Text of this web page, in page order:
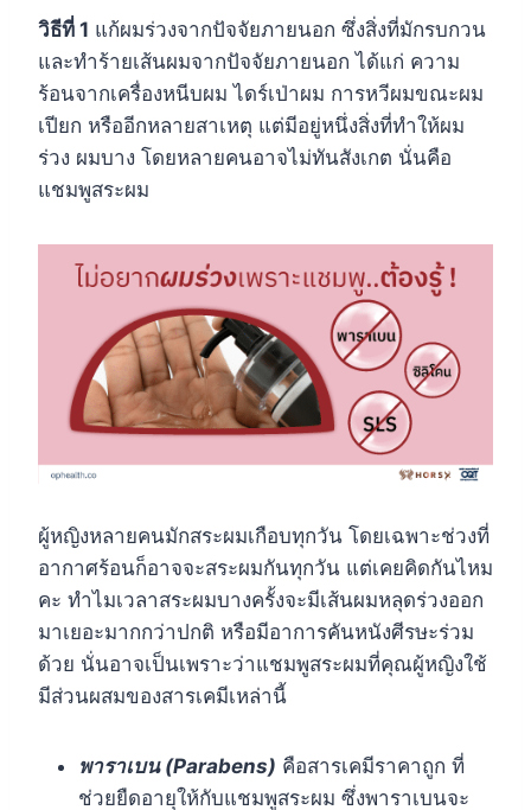
วิธีที่ 1 แก้ผมร่วงจากปัจจัยภายนอก ซึ่งสิ่งที่มักรบกวน
และทำร้ายเส้นผมจากปัจจัยภายนอก ได้แก่ ความ
ร้อนจากเครื่องหนีบผม ไดร์เป่าผม การหวีผมขณะผม
เปียก หรืออีกหลายสาเหตุ แต่มีอยู่หนึ่งสิ่งที่ทำให้ผม
ร่วง ผมบาง โดยหลายคนอาจไม่ทันสังเกต นั่นคือ
แชมพูสระผม
ผู้หญิงหลายคนมักสระผมเกือบทุกวัน โดยเฉพาะช่วงที่
อากาศร้อนก็อาจจะสระผมกันทุกวัน แต่เคยคิดกันไหม
คะ ทำไมเวลาสระผมบางครั้งจะมีเส้นผมหลุดร่วงออก
มาเยอะมากกว่าปกติ หรือมีอาการคันหนังศีรษะร่วม
ด้วย นั่นอาจเป็นเพราะว่าแชมพูสระผมที่คุณผู้หญิงใช้
มีส่วนผสมของสารเคมีเหล่านี้
พาราเบน (Parabens) คือสารเคมีราคาถูก ที่
ช่วยยืดอายุให้กับแชมพูสระผม ซึ่งพาราเบนจะ